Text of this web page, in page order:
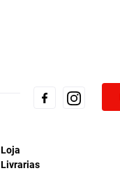
Loja
Livrarias